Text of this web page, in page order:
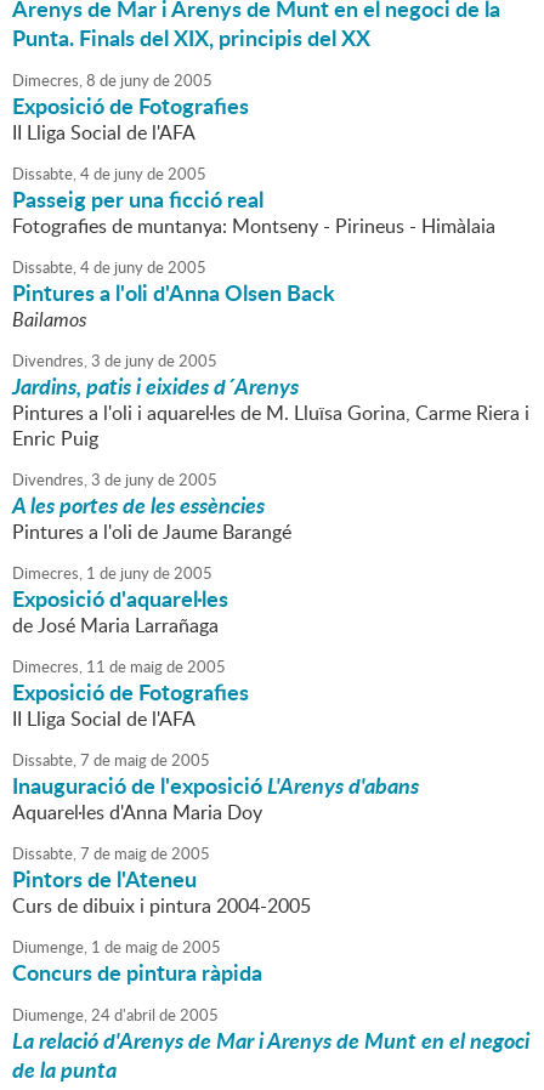
Arenys de Mar i Arenys de Munt en el negoci de la
Punta. Finals del XIX, principis del XX
Dimecres,8 de junyde2005
Exposició de Fotografies
II Lliga Social de l'AFA
Dissabte,4de junyde2005
Passeig per una ficció real
Fotografies de muntanya: Montseny - Pirineus - Himàlaia
Dissabte,4de junyde2005
Pintures a l'oli d'Anna Olsen Back
Bailamos
Divendres,3 de junyde2005
Jardins, patis i eixides d´Arenys
Pintures a l'oli i aquarel·les de M. Lluïsa Gorina, Carme Riera i
Enric Puig
Divendres,3 de junyde2005
A les portes de les essències
Pintures a l'oli de Jaume Barangé
Dimecres, 1 de junyde2005
Exposició d'aquarel·les
de José Maria Larrañaga
Dimecres, 11 de maigde2005
Exposició de Fotografies
II Lliga Social de l'AFA
Dissabte,7 de maigde2005
Inauguració de l'exposicióL'Arenys d'abans
Aquarel·les d'Anna Maria Doy
Dissabte,7 de maigde2005
Pintors de l'Ateneu
Curs de dibuix i pintura 2004-2005
Diumenge, 1 de maigde2005
Concurs de pintura ràpida
Diumenge,24d'abril de2005
La relació d'Arenys de Mar i Arenys de Munt en el negoci
de la punta